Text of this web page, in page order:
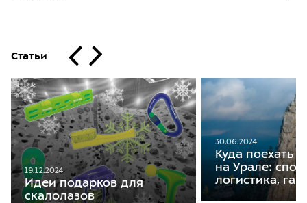
Статьи
19.12.2024
Идеи подарков для
скалолазов
30.06.2024
Куда поехать
на Урале:
логистика,